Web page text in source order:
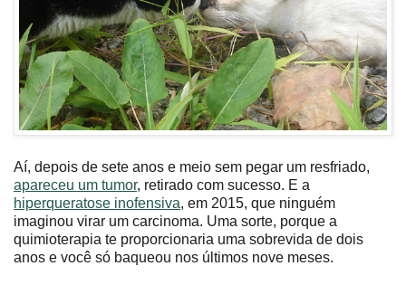
Aí, depois de sete anos e meio sem pegar um resfriado,
apareceu um tumor, retirado com sucesso. E a
hiperqueratose inofensiva, em 2015, que ninguém
imaginou virar um carcinoma. Uma sorte, porque a
quimioterapia te proporcionaria uma sobrevida de dois
anos e você só baqueou nos últimos nove meses.